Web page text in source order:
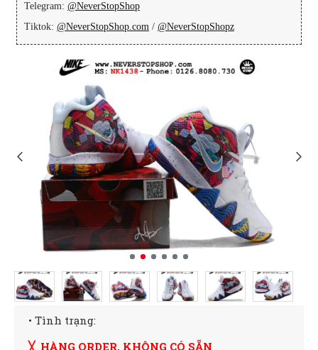
Telegram: @NeverStopShop
Tiktok: @NeverStopShop.com / @NeverStopShopz
• Tình trạng:
╳ HÀNG ORDER, KHÔNG CÓ SẴN